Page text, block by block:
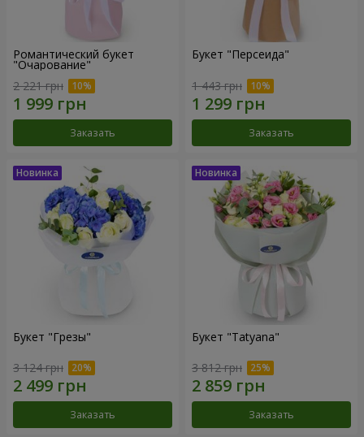
Романтический букет
"Очарование"
2 221 грн
Заказать
Букет "Персеида"
1 443 грн
Заказать
Букет "Грезы"
3 124 грн
Заказать
Букет "Tatyana"
3 812 грн
Заказать